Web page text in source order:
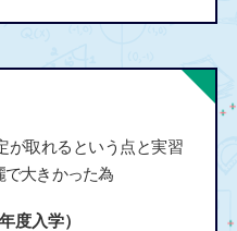
が取れるという点と実習
で大きかった為
度入学）